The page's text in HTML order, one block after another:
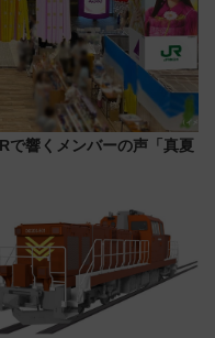
で響くメンバーの声「真夏